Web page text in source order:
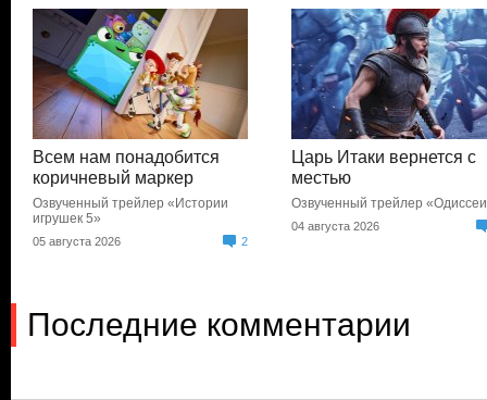
Всем нам понадобится
коричневый маркер
Озвученный трейлер «Истории
игрушек 5»
05 августа 2026 2
Царь Итаки вернется с
местью
Озвученный трейлер
04 августа 2026
Последние комментарии